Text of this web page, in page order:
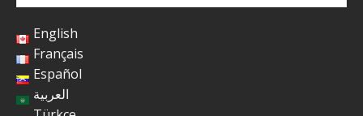
English
Français
Español
العربية